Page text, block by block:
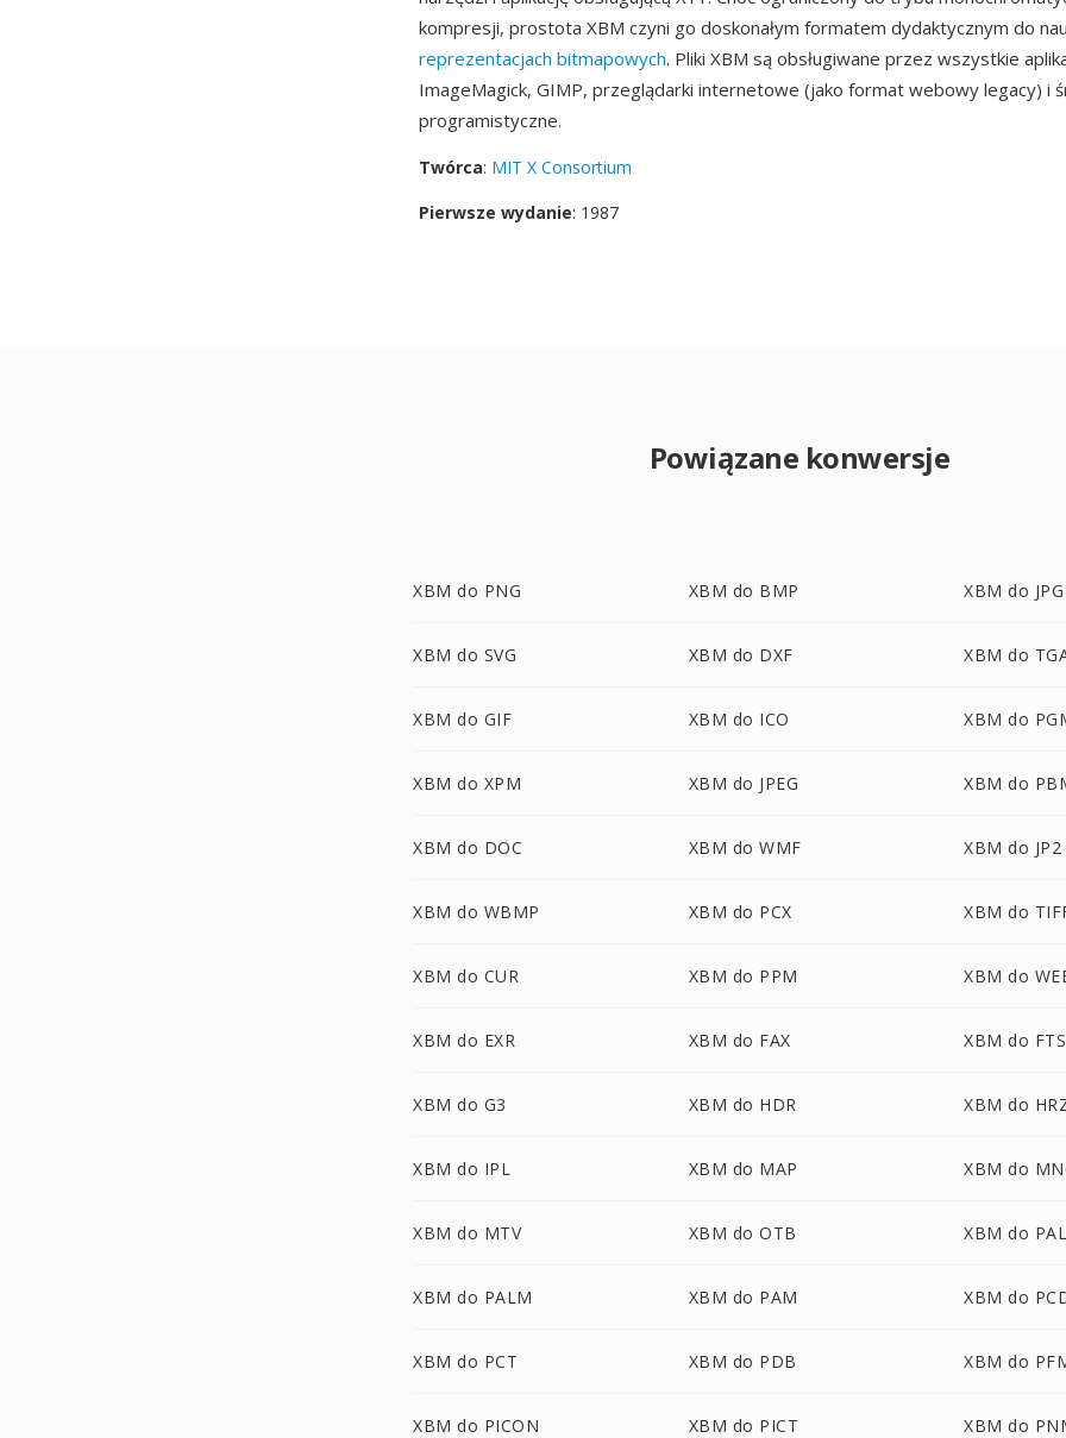
kompresji, prostota XBM czyni go doskonałym formatem dydaktycznym do
reprezentacjach bitmapowych. Pliki XBM są obsługiwane przez wszystkie
ImageMagick, GIMP, przeglądarki internetowe (jako format webowy legacy) i
programistyczne.
Twórca: MIT X Consortium
Pierwsze wydanie: 1987
Powiązane konwersje
XBM do PNG XBM do BMP XBM do JPG
XBM do SVG XBM do DXF XBM do
XBM do GIF XBM do ICO XBM do
XBM do XPM XBM do JPEG XBM do
XBM do DOC XBM do WMF XBM do JP2
XBM do WBMP XBM do PCX XBM do
XBM do CUR XBM do PPM XBM do
XBM do EXR XBM do FAX XBM do FTS
XBM do G3 XBM do HDR XBM do
XBM do IPL XBM do MAP XBM do
XBM do MTV XBM do OTB XBM do PAL
XBM do PALM XBM do PAM XBM do
XBM do PCT XBM do PDB XBM do
XBM do PICON XBM do PICT XBM do